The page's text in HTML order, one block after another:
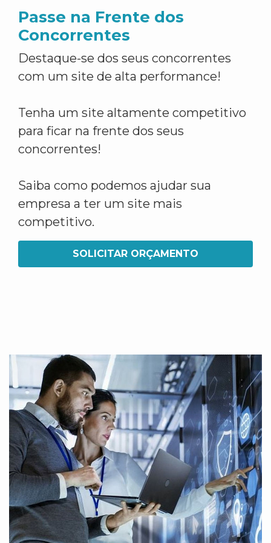
Passe na Frente dos
Concorrentes
Destaque-se dos seus concorrentes
com um site de alta performance!
Tenha um site altamente competitivo
para ficar na frente dos seus
concorrentes!
Saiba como podemos ajudar sua
empresa a ter um site mais
competitivo.
SOLICITAR ORÇAMENTO